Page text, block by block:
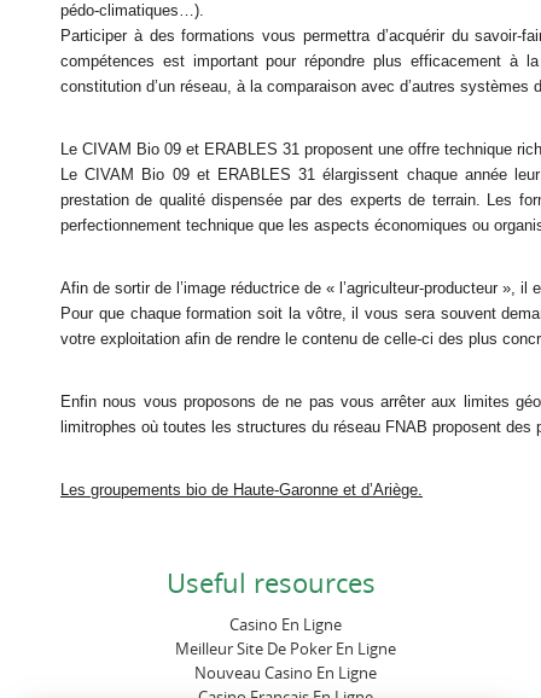
pédo-climatiques…).
Participer à des formations vous permettra d’acquérir du
compétences est important pour répondre plus efficacement à
constitution d’un réseau, à la comparaison avec d’autres
Le CIVAM Bio 09 et ERABLES 31 proposent une offre technique
Le CIVAM Bio 09 et ERABLES 31 élargissent chaque année
prestation de qualité dispensée par des experts de terrain. Les
perfectionnement technique que les aspects économiques ou
Afin de sortir de l’image réductrice de « l’agriculteur-producteur »,
Pour que chaque formation soit la vôtre, il vous sera souvent
votre exploitation afin de rendre le contenu de celle-ci des plus
Enfin nous vous proposons de ne pas vous arrêter aux limites
limitrophes où toutes les structures du réseau FNAB proposent
Les groupements bio de Haute-Garonne et d’Ariège.
Useful resources
Casino En Ligne
Meilleur Site De Poker En Ligne
Nouveau Casino En Ligne